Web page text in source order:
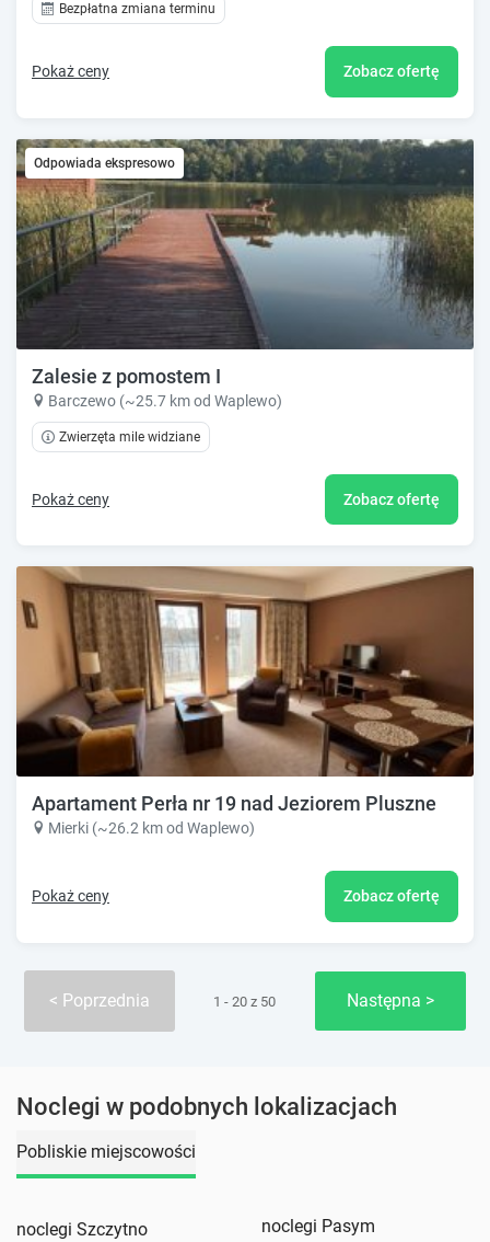
Bezpłatna zmiana terminu
Pokaż ceny Zobacz ofertę
Odpowiada ekspresowo
Zalesie z pomostem I
Barczewo (~25.7 km od Waplewo)
Zwierzęta mile widziane
Pokaż ceny Zobacz ofertę
Apartament Perła nr 19 nad Jeziorem Pluszne
Mierki (~26.2 km od Waplewo)
Pokaż ceny Zobacz ofertę
Poprzednia 1 - 20 z 50 Następna
Noclegi w podobnych lokalizacjach
Pobliskie miejscowości
noclegi Szczytno
noclegi Pasym